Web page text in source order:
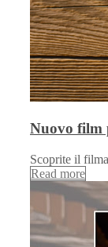
Nuovo film
Scoprite il
Read more